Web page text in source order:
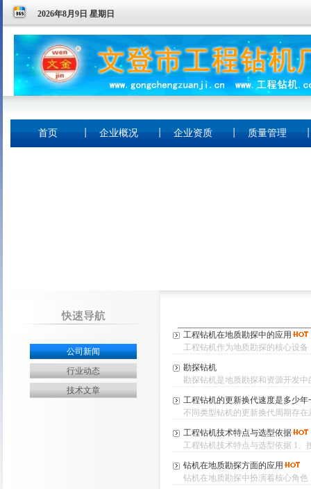
2026年8月9日 星期日
首页 企业概况 企业资质 质量管理
工程钻机在地质勘探中的应用
工程钻机作为地质勘探的核心设
勘探钻机
勘探钻机是地质勘探和资源开发
工程钻机的更新换代速度是多少年
不同类型钻机的更新换代周期存
工程钻机技术特点与选型依据
工程钻机技术特点与选型依据 1
钻机在地质勘探方面的应用
钻机在地质勘探中扮演着核心角
公司新闻
行业动态
技术文章